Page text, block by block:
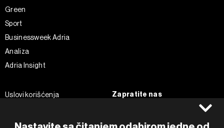
Green
Sport
Businessweek Adria
Analiza
Adria Insight
Uslovi korišćenja
Impressum
Zapratite nas
Instagram